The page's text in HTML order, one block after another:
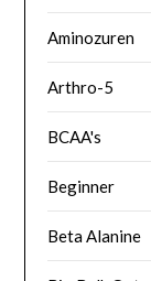
Aminozuren
Arthro-5
BCAA's
Beginner
Beta Alanine